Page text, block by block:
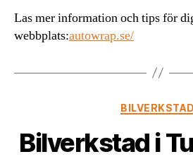
Las mer information och tips för
webbplats:autowrap.se/
BILVERKSTAD
Bilverkstad i